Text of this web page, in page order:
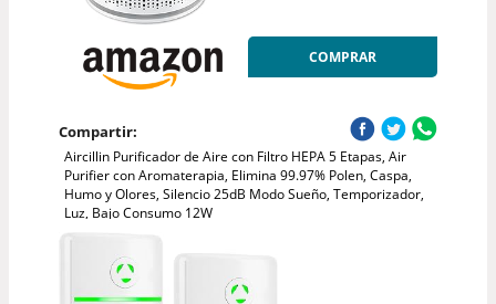
COMPRAR
Compartir:
Aircillin Purificador de Aire con Filtro HEPA 5 Etapas, Air
Purifier con Aromaterapia, Elimina 99.97% Polen, Caspa,
Humo y Olores, Silencio 25dB Modo Sueño, Temporizador,
Luz, Bajo Consumo 12W